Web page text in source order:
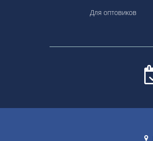
Для оптовиков